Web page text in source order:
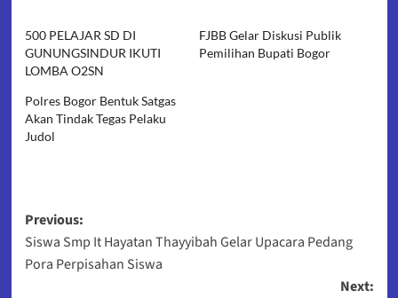
500 PELAJAR SD DI
GUNUNGSINDUR IKUTI
LOMBA O2SN
FJBB Gelar Diskusi Publik
Pemilihan Bupati Bogor
Polres Bogor Bentuk Satgas
Akan Tindak Tegas Pelaku
Judol
Post
navigation
Previous:
Siswa Smp It Hayatan Thayyibah Gelar Upacara Pedang
Pora Perpisahan Siswa
Next: